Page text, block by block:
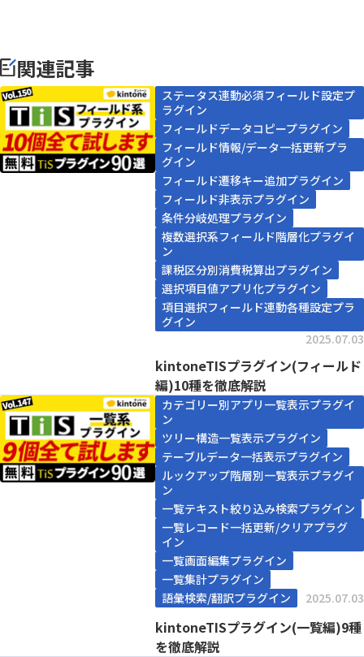
関連記事
ステータス連動必須フィールド設定プ
ラグイン
フィールドデータコピープラグイン
フィールド情報/データ一括更新プラ
グイン
フィールド遷移キー追加プラグイン
フィールド非表示プラグイン
条件分岐処理プラグイン
複数選択系フィールド階層化プラグイ
ン
課税区分別消費税算出プラグイン
選択項目値アプリ化プラグイン
項目選択フィールド連動各種設定プラ
グイン
2025.07.03
kintoneTISプラグイン(フィールド
編)10種を徹底解説
カテゴリー別アプリ一覧表示プラグイ
ン
ツリー構造一覧表示プラグイン
テーブルデータ一括表示プラグイン
ルックアップ階層別一覧表示プラグイ
ン
一覧テキスト絞り込み検索プラグイン
一覧レコード一括更新/クリアプラグ
イン
一覧画面編集プラグイン
一覧集計プラグイン
語彙検索/翻訳プラグイン
2025.07.03
kintoneTISプラグイン(一覧編)9種
を徹底解説